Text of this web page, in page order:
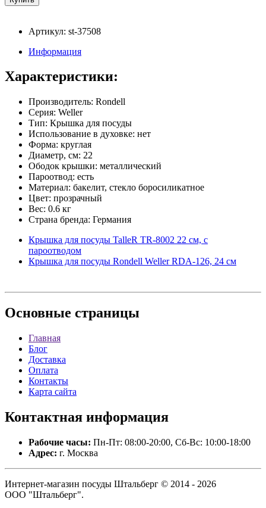
Артикул: st-37508
Информация
Характеристики:
Производитель: Rondell
Серия: Weller
Тип: Крышка для посуды
Использование в духовке: нет
Форма: круглая
Диаметр, см: 22
Ободок крышки: металлический
Пароотвод: есть
Материал: бакелит, стекло боросиликатное
Цвет: прозрачный
Вес: 0.6 кг
Страна бренда: Германия
Крышка для посуды TalleR TR-8002 22 см, с
пароотводом
Крышка для посуды Rondell Weller RDA-126, 24 см
Основные страницы
Главная
Блог
Доставка
Оплата
Контакты
Карта сайта
Контактная информация
Рабочие часы: Пн-Пт: 08:00-20:00, Сб-Вс: 10:00-18:00
Адрес: г. Москва
Интернет-магазин посуды Штальберг © 2014 - 2026
ООО "Штальберг".